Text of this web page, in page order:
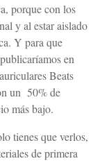
porque con los
y al estar aislado
Y para que
en
Beats
un 50% de
más bajo.
tienes que verlos,
de primera